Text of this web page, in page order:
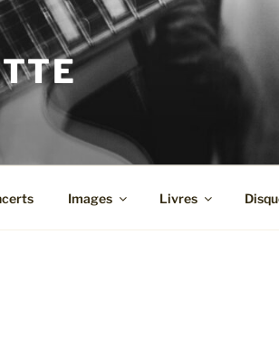
Images Livres